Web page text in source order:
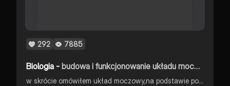
292 7885
Biologia -budowa i funkcjonowanie układu moczowego
w skrócie omówiłem układ moczowy,na podstawie podręcznika